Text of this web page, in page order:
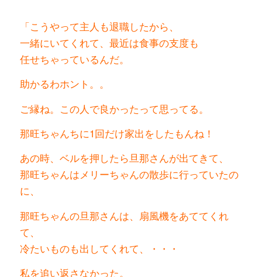
「こうやって主人も退職したから、
一緒にいてくれて、最近は食事の支度も
任せちゃっているんだ。
助かるわホント。。
ご縁ね。この人で良かったって思ってる。
那旺ちゃんちに1回だけ家出をしたもんね！
あの時、ベルを押したら旦那さんが出てきて、
那旺ちゃんはメリーちゃんの散歩に行っていたの
に、
那旺ちゃんの旦那さんは、扇風機をあててくれ
て、
冷たいものも出してくれて、・・・
私を追い返さなかった。